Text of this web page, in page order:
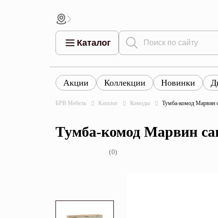
Каталог
Все товары
Шкафы
Кровати
Все
Все товары каталога
Акции Коллекции Новинки
БРВ Мебель Каталог Комоды Тумба-комод Марвин
Тумба-комод Марвин
(0)